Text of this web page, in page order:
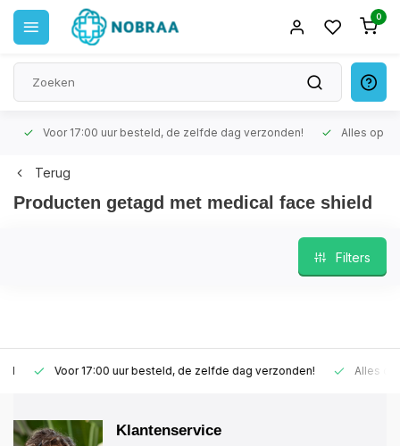
0
Voor 17:00 uur besteld, de zelfde dag verzonden! Alles op
Terug
Producten getagd met medical face shield
Filters
Voor 17:00 uur besteld, de zelfde dag verzonden! Alles op
Klantenservice